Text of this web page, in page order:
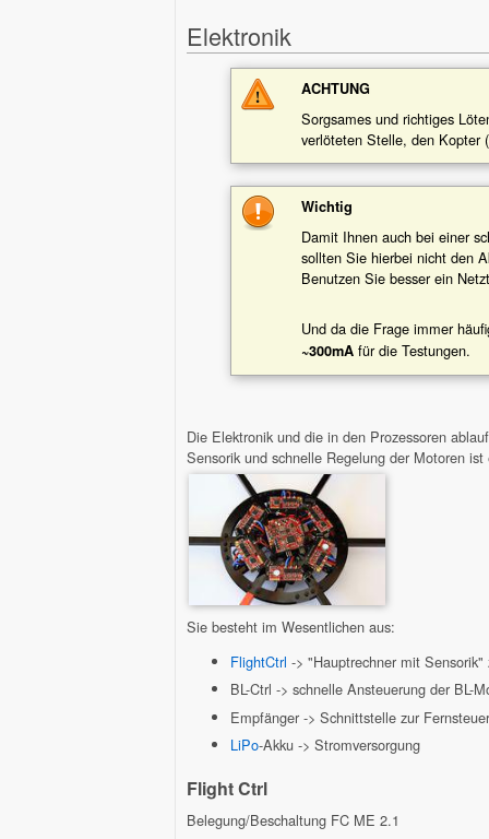
Elektronik
ACHTUNG
Sorgsames und richtiges
verlöteten Stelle, den Kopter
Wichtig
Damit Ihnen auch bei einer
sollten Sie hierbei nicht den
Benutzen Sie besser ein
Und da die Frage immer
~300mA für die Testungen.
Die Elektronik und die in den Prozessoren
Sensorik und schnelle Regelung der Motoren
Sie besteht im Wesentlichen aus:
FlightCtrl -> "Hauptrechner mit
BL-Ctrl -> schnelle Ansteuerung der BL-
Empfänger -> Schnittstelle zur
LiPo-Akku -> Stromversorgung
Flight Ctrl
Belegung/Beschaltung FC ME 2.1